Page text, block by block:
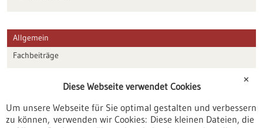
Allgemein
Fachbeiträge
Veranstaltungen
Erscheinungsdatum
✕
Diese Webseite verwendet Cookies
Um unsere Webseite für Sie optimal gestalten und verbessern
zu können, verwenden wir Cookies: Diese kleinen Dateien, die